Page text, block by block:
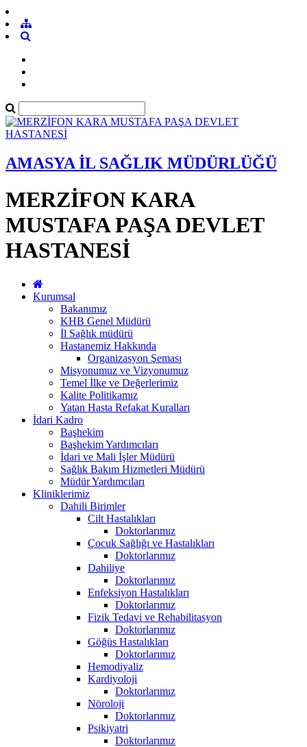
AMASYA İL SAĞLIK MÜDÜRLÜĞÜ
MERZİFON KARA
MUSTAFA PAŞA DEVLET
HASTANESİ
Kurumsal
Bakanımız
KHB Genel Müdürü
İl Sağlık müdürü
Hastanemiz Hakkında
Organizasyon Şeması
Misyonumuz ve Vizyonumuz
Temel İlke ve Değerlerimiz
Kalite Politikamız
Yatan Hasta Refakat Kuralları
İdari Kadro
Başhekim
Başhekim Yardımcıları
İdari ve Mali İşler Müdürü
Sağlık Bakım Hizmetleri Müdürü
Müdür Yardımcıları
Kliniklerimiz
Dahili Birimler
Cilt Hastalıkları
Doktorlarımız
Çocuk Sağlığı ve Hastalıkları
Doktorlarımız
Dahiliye
Doktorlarımız
Enfeksiyon Hastalıkları
Doktorlarımız
Fizik Tedavi ve Rehabilitasyon
Doktorlarımız
Göğüs Hastalıkları
Doktorlarımız
Hemodiyaliz
Kardiyoloji
Doktorlarımız
Nöroloji
Doktorlarımız
Psikiyatri
Doktorlarımız